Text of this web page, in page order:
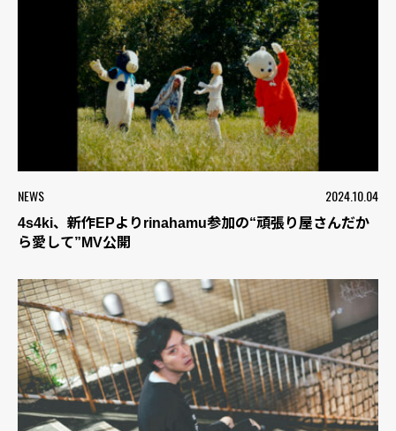
NEWS 2024.10.04
4s4ki、新作EPよりrinahamu参加の“頑張り屋さんだか
ら愛して”MV公開